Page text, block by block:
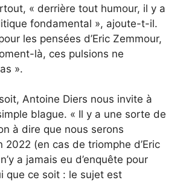
« derrière tout humour, il y a
fondamental », ajoute-t-il.
les pensées d’Eric Zemmour,
là, ces pulsions ne
».
Antoine Diers nous invite à
blague. « Il y a une sorte de
à dire que nous serons
2022 (en cas de triomphe d’Eric
a jamais eu d’enquête pour
que ce soit : le sujet est